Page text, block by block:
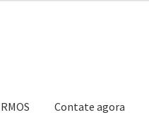
Contate agora